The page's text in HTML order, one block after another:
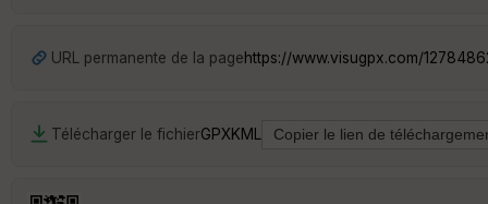
URL permanente de la pagehttps://www.visugpx.com/
Télécharger le fichierGPXKML